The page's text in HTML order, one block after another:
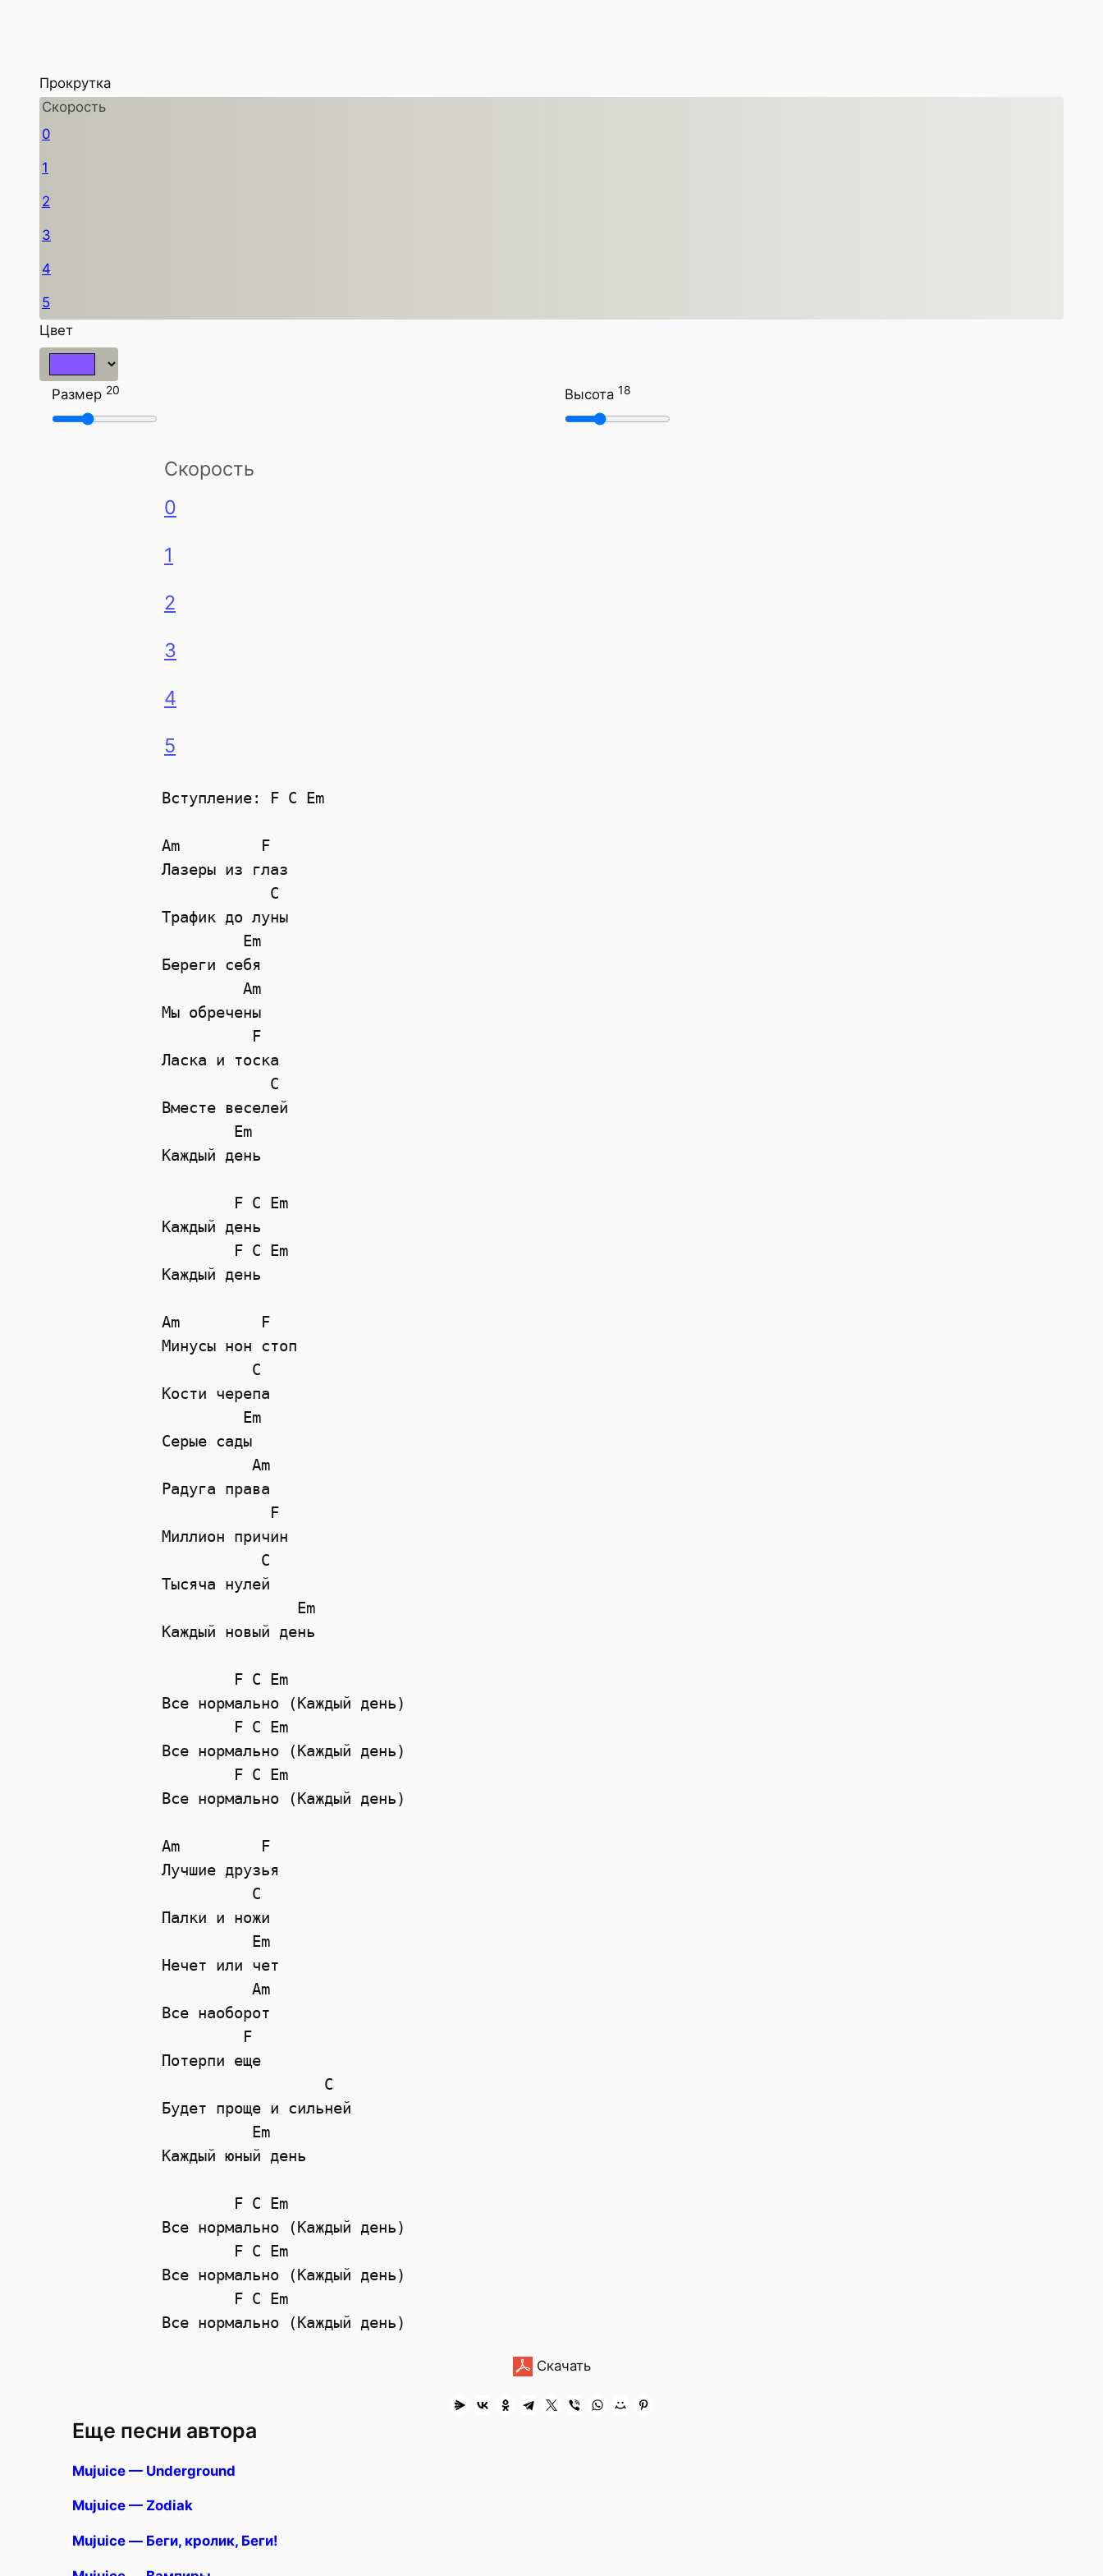
Прокрутка
Скорость
0
1
2
3
4
5
Цвет
Размер 20 Высота 18
Скорость
0
1
2
3
4
5
Вступление: F C Em
Am         F
Лазеры из глаз
            C
Трафик до луны
         Em
Береги себя
         Am
Мы обречены
          F
Ласка и тоска
            C
Вместе веселей
        Em
Каждый день
        F C Em
Каждый день
        F C Em
Каждый день
Am         F
Минусы нон стоп
          C
Кости черепа
         Em
Серые сады
          Am
Радуга права
            F
Миллион причин
           C
Тысяча нулей
               Em
Каждый новый день
        F C Em
Все нормально (Каждый день)
        F C Em
Все нормально (Каждый день)
        F C Em
Все нормально (Каждый день)
Am         F
Лучшие друзья
          C
Палки и ножи
          Em
Нечет или чет
          Am
Все наоборот
         F
Потерпи еще
                  C
Будет проще и сильней
          Em
Каждый юный день
        F C Em
Все нормально (Каждый день)
        F C Em
Все нормально (Каждый день)
        F C Em
Скачать
Еще песни автора
Mujuice — Underground
Mujuice — Zodiak
Mujuice — Беги, кролик, Беги!